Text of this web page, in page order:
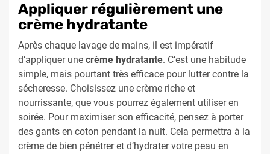
Appliquer régulièrement une
crème hydratante
Après chaque lavage de mains, il est impératif
d’appliquer une crème hydratante. C’est une habitude
simple, mais pourtant très efficace pour lutter contre la
sécheresse. Choisissez une crème riche et
nourrissante, que vous pourrez également utiliser en
soirée. Pour maximiser son efficacité, pensez à porter
des gants en coton pendant la nuit. Cela permettra à la
crème de bien pénétrer et d’hydrater votre peau en